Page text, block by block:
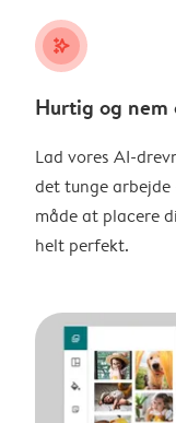
stars_plus
Hurtig og nem
Lad vores AI-
det tunge
måde at placere
helt perfekt.